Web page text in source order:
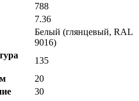
788
7.36
Белый (глянцевый, RAL
9016)
135
20
30